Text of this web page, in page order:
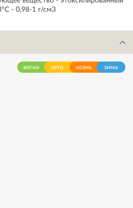
- 0,98-1 г/см3
весна лето осень зима